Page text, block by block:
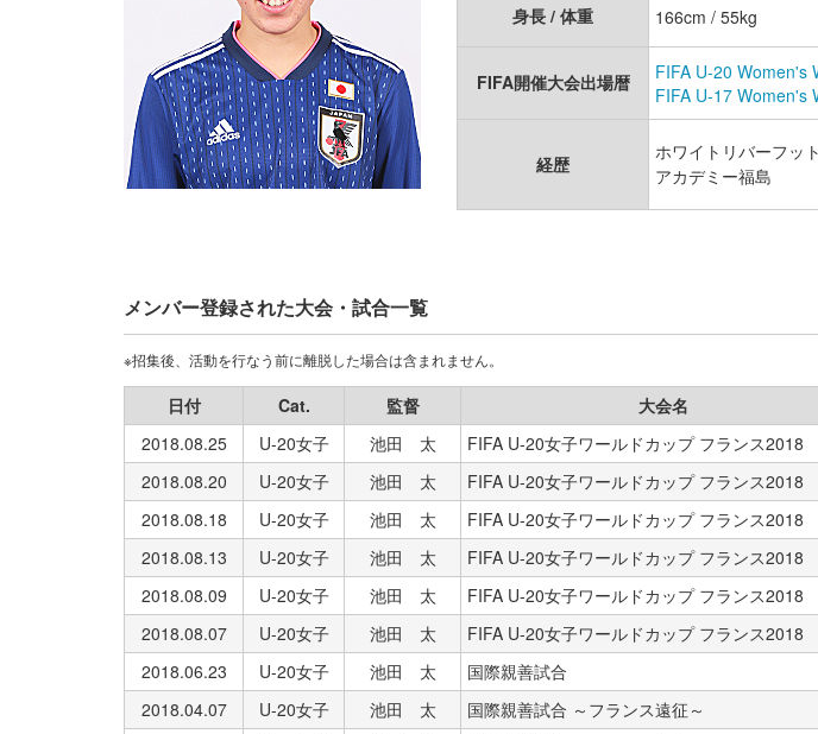
身長 / 体重 166cm / 55kg
FIFA開催大会出場暦
FIFA U-20 Women's
FIFA U-17 Women's
経歴
ホワイトリバーフ
アカデミー福島
メンバー登録された大会・試合一覧
※招集後、活動を行なう前に離脱した場合は含まれません。
日付 Cat. 監督 大会名
2018.08.25
U-20女子 池田 太 FIFA U-20女子ワールドカップ フランス2018
2018.08.20
U-20女子 池田 太 FIFA U-20女子ワールドカップ フランス2018
2018.08.18
U-20女子 池田 太 FIFA U-20女子ワールドカップ フランス2018
2018.08.13
U-20女子 池田 太 FIFA U-20女子ワールドカップ フランス2018
2018.08.09
U-20女子 池田 太 FIFA U-20女子ワールドカップ フランス2018
2018.08.07
U-20女子 池田 太 FIFA U-20女子ワールドカップ フランス2018
2018.06.23
U-20女子 池田 太 国際親善試合
2018.04.07
U-20女子 池田 太 国際親善試合 ～フランス遠征～